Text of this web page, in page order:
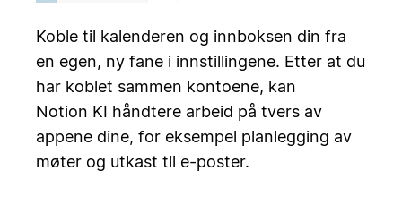
Koble til kalenderen og innboksen din fra
en egen, ny fane i innstillingene. Etter at du
har koblet sammen kontoene, kan
Notion KI håndtere arbeid på tvers av
appene dine, for eksempel planlegging av
møter og utkast til e-poster.